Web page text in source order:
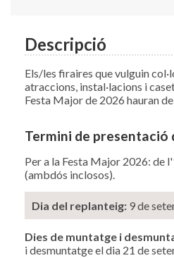
Descripció
Els/les firaires que vulguin
atraccions, instal·lacions i
Festa Major de 2026 hauran
Termini de presentació
Per a la Festa Major 2026: de
(ambdós inclosos).
Dia del replanteig: 9 de
Dies de muntatge i
i desmuntatge el dia 21 de